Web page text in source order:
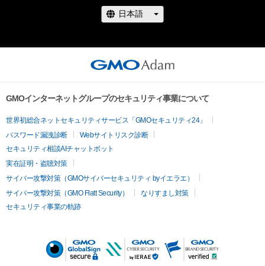
GMOインターネットグループのセキュリティ事業について
世界初総合ネットセキュリティサービス「GMOセキュリティ24」
パスワード漏洩診断
Webサイトリスク診断
セキュリティ相談AIチャットボット
実在証明・盗聴対策
サイバー攻撃対策（GMOサイバーセキュリティ byイエラエ）
サイバー攻撃対策（GMO Flatt Security）
なりすまし対策
セキュリティ事業の軌跡